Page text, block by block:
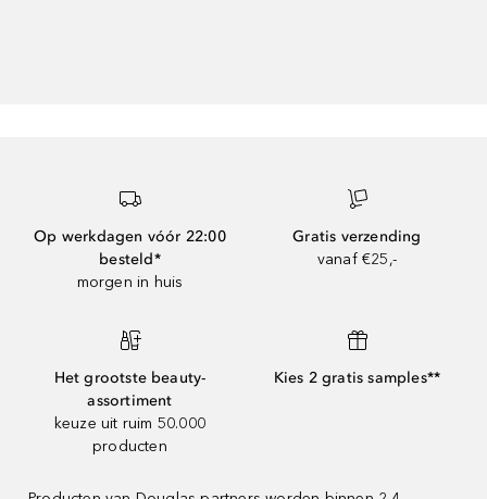
Op werkdagen vóór 22:00
besteld*
morgen in huis
Gratis verzending
vanaf €25,-
Het grootste beauty-
assortiment
keuze uit ruim 50.000
producten
Kies 2 gratis samples**